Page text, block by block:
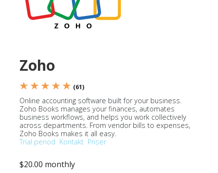
Zoho
★ ★ ★ ★ ★ (61)
Online accounting software built for your business.
Zoho Books manages your finances, automates
business workflows, and helps you work collectively
across departments. From vendor bills to expenses,
Zoho Books makes it all easy.
Trial period Kontakt Priser
$20.00 monthly